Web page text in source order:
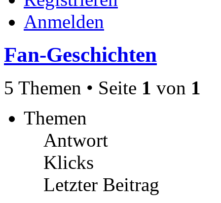
Anmelden
Fan-Geschichten
5 Themen • Seite 1 von 1
Themen
Antwort
Klicks
Letzter Beitrag